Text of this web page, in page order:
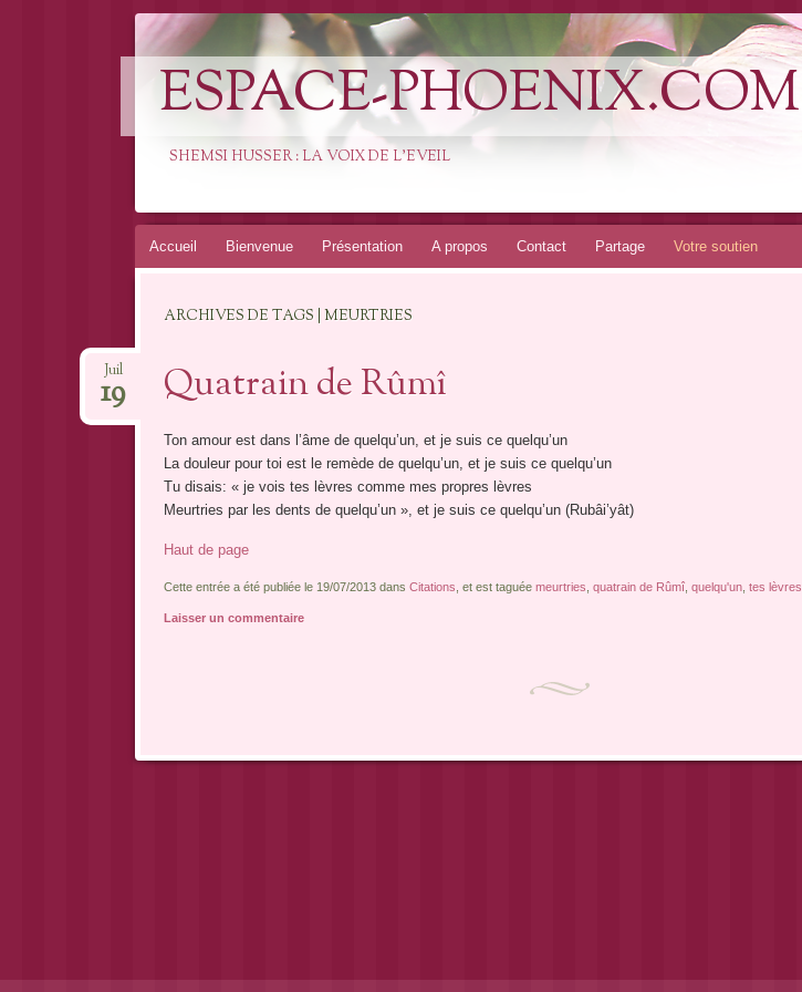
ESPACE-PHOENIX.COM
SHEMSI HUSSER : LA VOIX DE L'EVEIL
Aller
Accueil Bienvenue Présentation A propos Contact Partage Votre soutien
ARCHIVES DE TAGS | MEURTRIES
Quatrain de Rûmî
Juil
19
Ton amour est dans l’âme de quelqu’un, et je suis ce quelqu’un
La douleur pour toi est le remède de quelqu’un, et je suis ce quelqu’un
Tu disais: « je vois tes lèvres comme mes propres lèvres
Meurtries par les dents de quelqu’un », et je suis ce quelqu’un (Rubâi’yât)
Haut de page
Cette entrée a été publiée le 19/07/2013 dans Citations , et est taguée meurtries quatrain de Rûmî, quelqu'un, tes lèvres
Laisser un commentaire
Navigation des articles